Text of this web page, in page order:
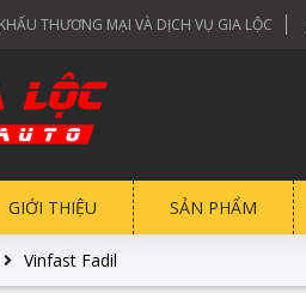
THƯƠNG MẠI VÀ DỊCH VỤ GIA LỘC
GIỚI THIỆU SẢN PHẨM
Vinfast Fadil